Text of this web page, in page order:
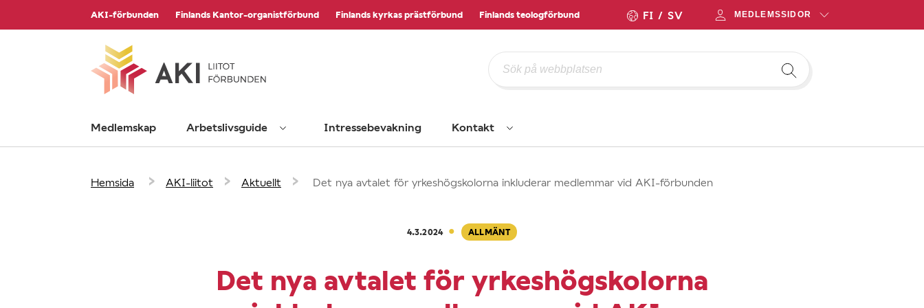
AKI-förbunden Finlands Kantor-organistförbund Finlands kyrkas prästförbund Finlands teologförbund FI SV MEDLEMSSIDOR
Medlemskap Arbetslivsguide Intressebevakning Kontakt
Hemsida › AKI-liitot › Aktuellt › Det nya avtalet för yrkeshögskolorna inkluderar medlemmar vid AKI-förbunden
4.3.2024· ALLMÄNT
Det nya avtalet för yrkeshögskolorna